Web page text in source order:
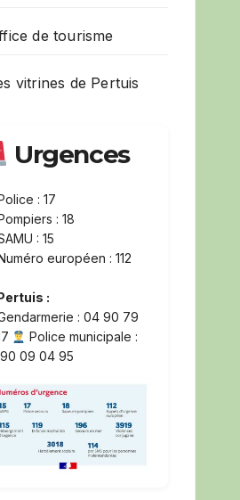
de tourisme
vitrines de Pertuis
Urgences
: 17
: 18
: 15
européen : 112
:
: 04 90 79
Police municipale :
09 04 95